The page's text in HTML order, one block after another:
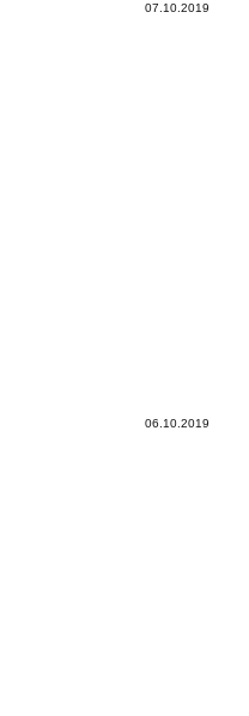
07.10.2019
06.10.2019